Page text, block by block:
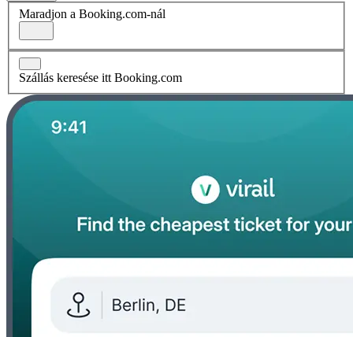
Maradjon a Booking.com-nál
Szállás keresése itt Booking.com